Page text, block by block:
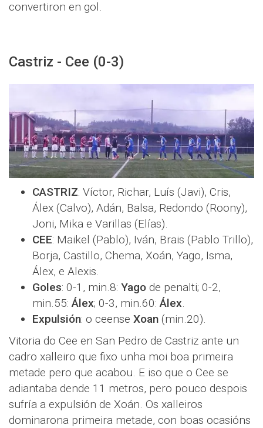
convertiron en gol.
Castriz - Cee (0-3)
CASTRIZ: Víctor, Richar, Luís (Javi), Cris,
Álex (Calvo), Adán, Balsa, Redondo (Roony),
Joni, Mika e Varillas (Elías).
CEE: Maikel (Pablo), Iván, Brais (Pablo Trillo),
Borja, Castillo, Chema, Xoán, Yago, Isma,
Álex, e Alexis.
Goles: 0-1, min.8: Yago de penalti; 0-2,
min.55:Álex; 0-3, min.60:Álex.
Expulsión: o ceense Xoan (min.20).
Vitoria do Cee en San Pedro de Castriz ante un
cadro xalleiro que fixo unha moi boa primeira
metade pero que acabou. E iso que o Cee se
adiantaba dende 11 metros, pero pouco despois
sufría a expulsión de Xoán. Os xalleiros
dominarona primeira metade, con boas ocasións